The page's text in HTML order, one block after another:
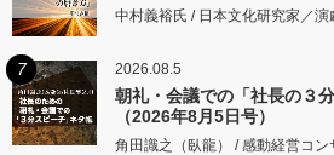
中村義裕氏 / 日本文化研究家／演
7 2026.08.5
朝礼・会議での「社長の３
（2026年8月5日号）
角田識之（臥龍） / 感動経営コン